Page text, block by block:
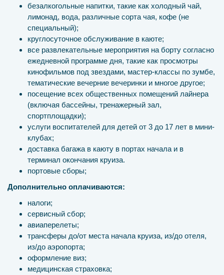
безалкогольные напитки, такие как холодный чай,
лимонад, вода, различные сорта чая, кофе (не
специальный);
круглосуточное обслуживание в каюте;
все развлекательные мероприятия на борту согласно
ежедневной программе дня, такие как просмотры
кинофильмов под звездами, мастер-классы по зумбе,
тематические вечерние вечеринки и многое другое;
посещение всех общественных помещений лайнера
(включая бассейны, тренажерный зал,
спортплощадки);
услуги воспитателей для детей от 3 до 17 лет в мини-
клубах;
доставка багажа в каюту в портах начала и в
терминал окончания круиза.
портовые сборы;
Дополнительно оплачиваются:
налоги;
сервисный сбор;
авиаперелеты;
трансферы до/от места начала круиза, из/до отеля,
из/до аэропорта;
оформление виз;
медицинская страховка;